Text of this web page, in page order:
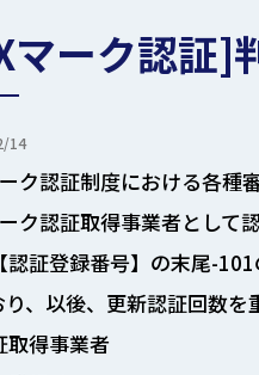
マーク認証]
14
ク認証制度における各種
ク認証取得事業者として
認証登録番号】の末尾-
り、以後、更新認証回数を
得事業者